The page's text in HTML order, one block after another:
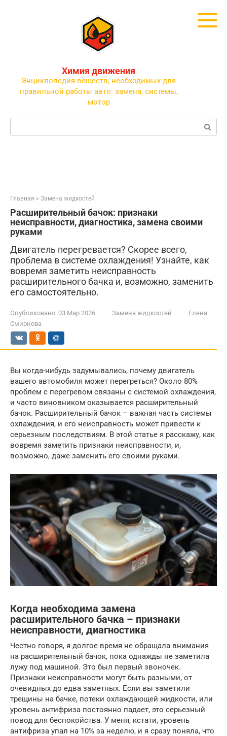
Химия движения
Энциклопедия веществ, необходимых для
правильной работы авто: замена, системы,
мотор
Поиск:
Главная » Замена жидкостей
Расширительный бачок: признаки
неисправности, диагностика, замена своими
руками
Двигатель перегревается? Скорее всего,
проблема в системе охлаждения! Узнайте, как
вовремя заметить неисправность
расширительного бачка и, возможно, заменить
его самостоятельно.
Опубликовано: 03 Мар 2026 Замена жидкостей
Елена
Смирнова
Вы когда-нибудь задумывались, почему двигатель
вашего автомобиля может перегреться? Около 80%
проблем с перегревом связаны с системой охлаждения,
и часто виновником оказывается расширительный
бачок. Расширительный бачок – важная часть системы
охлаждения, и его неисправность может привести к
серьезным последствиям. В этой статье я расскажу, как
вовремя заметить признаки неисправности, и,
возможно, даже заменить его своими руками.
Когда необходима замена
расширительного бачка – признаки
неисправности, диагностика
Честно говоря, я долгое время не обращала внимания
на расширительный бачок, пока однажды не заметила
лужу под машиной. Это был первый звоночек.
Признаки неисправности могут быть разными, от
очевидных до едва заметных. Если вы заметили
трещины на бачке, потеки охлаждающей жидкости, или
уровень антифриза постоянно падает, это серьезный
повод для беспокойства. У меня, кстати, уровень
антифриза упал на 10% за неделю, и я сразу поняла, что